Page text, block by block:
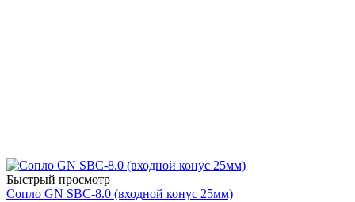
Быстрый просмотр
Сопло GN SBC-8.0 (входной конус 25мм)